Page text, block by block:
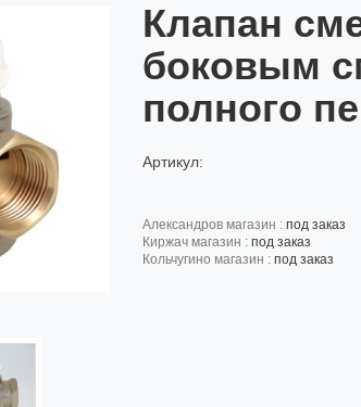
Клапан
боковым
полного
Артикул:
александров магазин : под заказ
киржач магазин : под заказ
кольчугино магазин : под заказ